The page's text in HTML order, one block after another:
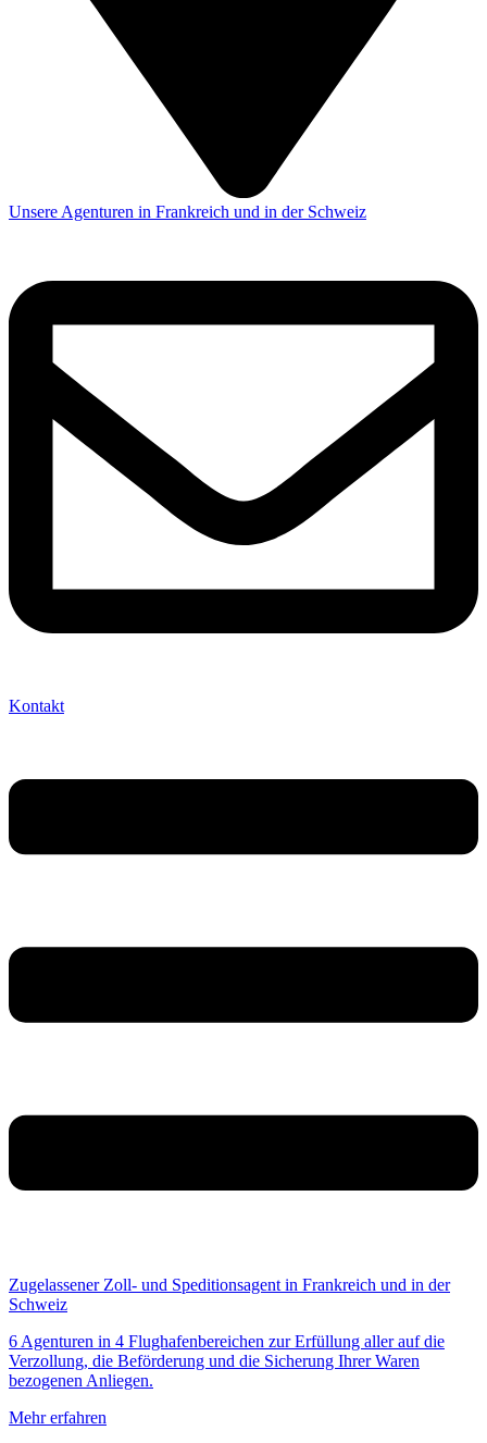
Unsere Agenturen in Frankreich und in der Schweiz
Kontakt
Zugelassener Zoll- und Speditionsagent in Frankreich und in der
Schweiz
6 Agenturen in 4 Flughafenbereichen zur Erfüllung aller auf die
Verzollung, die Beförderung und die Sicherung Ihrer Waren
bezogenen Anliegen.
Mehr erfahren